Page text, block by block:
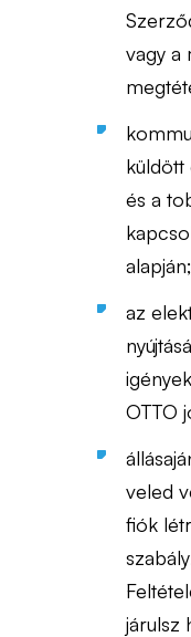
vagy a
küldött
és a
alapján;
az
OTTO
veled
fiók
járulsz